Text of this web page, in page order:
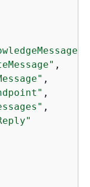
,
,
,
,